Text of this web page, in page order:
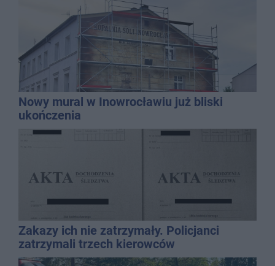
Nowy mural w Inowrocławiu już bliski
ukończenia
Zakazy ich nie zatrzymały. Policjanci
zatrzymali trzech kierowców